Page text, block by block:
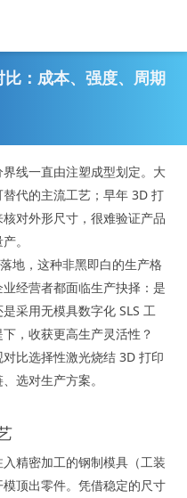
：成本、强度、周期
线一直由注塑成型划定。大
代的主流工艺；早年 3D 打
对外形尺寸，很难验证产品
。
落地，这种非黑即白的生产格
经营者都面临生产抉择：是
采用无模具数字化 SLS 工
，收获更高生产灵活性？
比选择性激光烧结 3D 打印
选对生产方案。
精密加工的钢制模具（工装
顶出零件。凭借稳定的尺寸